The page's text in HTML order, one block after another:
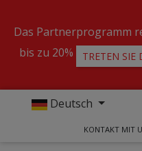
Das Partnerprogramm
bis zu 20%
TRETEN SIE
Deutsch
KONTAKT MIT